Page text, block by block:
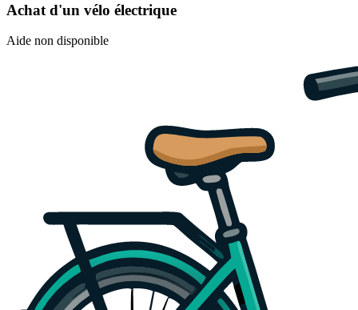
Achat d'un vélo électrique
Aide non disponible